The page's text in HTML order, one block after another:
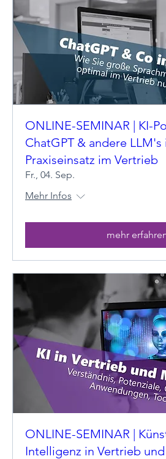
ONLINE-SEMINAR | KI-
ChatGPT & andere LLM's
Praxiseinsatz im Vertrieb
Fr., 04. Sep.
Mehr Infos
mehr
ONLINE-SEMINAR |
Intelligenz in Vertrieb